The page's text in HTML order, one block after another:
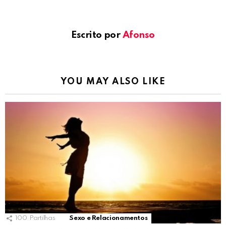
Escrito por Afonso
YOU MAY ALSO LIKE
100 Partilhas Sexo e Relacionamentos